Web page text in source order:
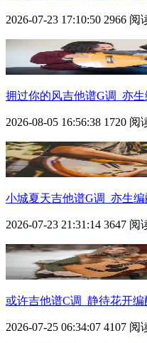
2026-07-23 17:10:50 2966 阅
拥过你的风吉他谱G调_亦
2026-08-05 16:56:38 1720 阅
小城夏天吉他谱G调_亦生
2026-07-23 21:31:14 3647 阅
或许吉他谱C调_静待花开
2026-07-25 06:34:07 4107 阅